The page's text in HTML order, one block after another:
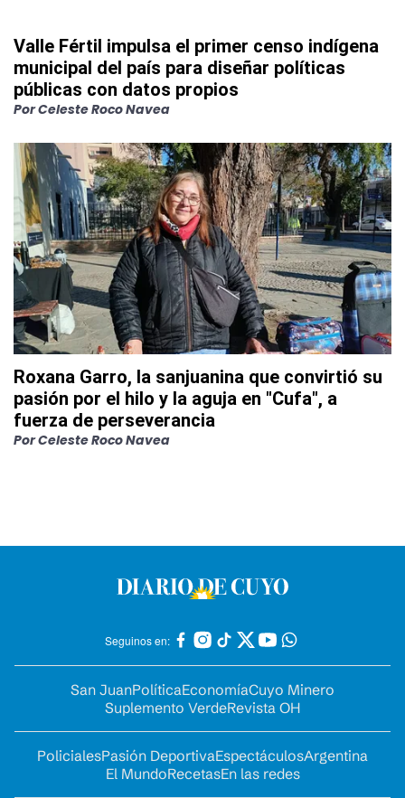
Valle Fértil impulsa el primer censo indígena
municipal del país para diseñar políticas
públicas con datos propios
PorCeleste Roco Navea
Roxana Garro, la sanjuanina que convirtió su
pasión por el hilo y la aguja en "Cufa", a
fuerza de perseverancia
PorCeleste Roco Navea
Seguinos en:
San JuanPolíticaEconomíaCuyo Minero
Suplemento VerdeRevista OH
PolicialesPasión DeportivaEspectáculosArgentina
El MundoRecetasEn las redes